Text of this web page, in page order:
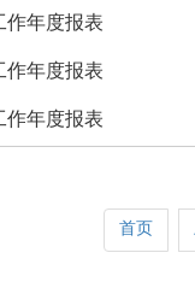
作年度报表
作年度报表
作年度报表
首页